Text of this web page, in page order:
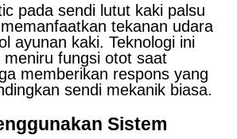
pada sendi lutut kaki palsu
tekanan udara
ayunan kaki. Teknologi ini
fungsi otot saat
memberikan respons yang
sendi mekanik biasa.
Sistem